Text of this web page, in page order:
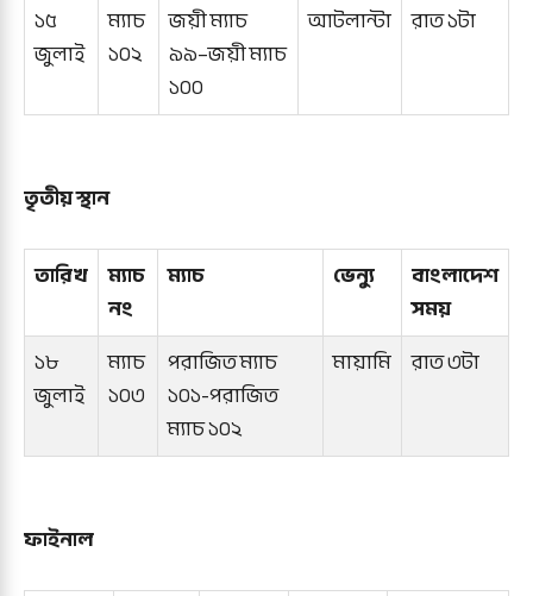
১৫
জুলাই
ম্যাচ
১০২
জয়ী ম্যাচ
৯৯–জয়ী ম্যাচ
১০০
আটলান্টা রাত ১টা
তৃতীয় স্থান
তারিখ ম্যাচ
নং
ম্যাচ ভেন্যু
বাংলাদেশ
সময়
১৮
জুলাই
ম্যাচ
১০৩
পরাজিত ম্যাচ
১০১-পরাজিত
ম্যাচ ১০২
মায়ামি রাত ৩টা
ফাইনাল